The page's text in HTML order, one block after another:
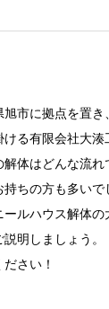
旭市に拠点を置
る有限会社大湊
解体はどんな流れ
ちの方も多いで
ルハウス解体
明しましょう。
さい！